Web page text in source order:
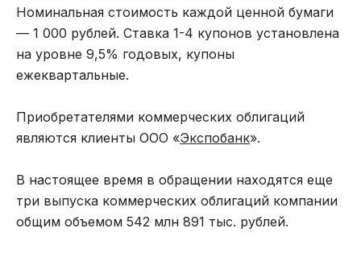
Номинальная стоимость каждой ценной бумаги
— 1 000 рублей. Ставка 1-4 купонов установлена
на уровне 9,5% годовых, купоны
ежеквартальные.
Приобретателями коммерческих облигаций
являются клиенты ООО «Экспобанк».
В настоящее время в обращении находятся еще
три выпуска коммерческих облигаций компании
общим объемом 542 млн 891 тыс. рублей.